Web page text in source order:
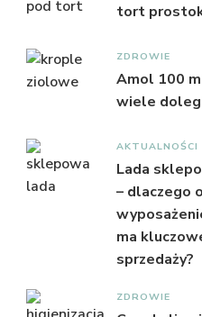
tort
ZDROWIE
Amol 100
wiele
AKTUALNOŚCI
Lada
– dlaczego
ma
sprzedaży?
ZDROWIE